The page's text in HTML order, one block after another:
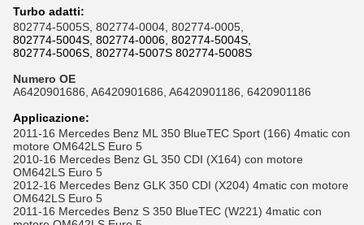
Turbo adatti:
802774-5005S, 802774-0004, 802774-0005,
802774-5004S, 802774-0006, 802774-5004S,
802774-5006S, 802774-5007S 802774-5008S
Numero OE
A6420901686, A6420901686, A6420901186, 6420901186
Applicazione:
2011-16 Mercedes Benz ML 350 BlueTEC Sport (166) 4matic con
motore OM642LS Euro 5
2010-16 Mercedes Benz GL 350 CDI (X164) con motore
OM642LS Euro 5
2012-16 Mercedes Benz GLK 350 CDI (X204) 4matic con motore
OM642LS Euro 5
2011-16 Mercedes Benz S 350 BlueTEC (W221) 4matic con